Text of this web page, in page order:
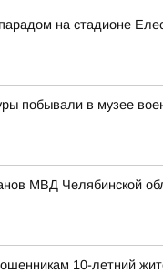
на стадионе
побывали в музее
МВД Челябинской
10-летний